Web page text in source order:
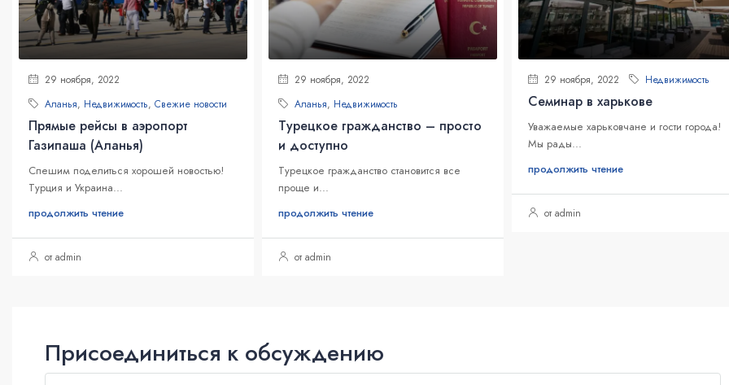
29 ноября, 2022
Аланья, Недвижимость, Свежие новости
Прямые рейсы в аэропорт
Газипаша (Аланья)
Спешим поделиться хорошей новостью!
Турция и Украина...
продолжить чтение
от admin
29 ноября, 2022
Аланья, Недвижимость
Турецкое гражданство – просто
и доступно
Турецкое гражданство становится все
проще и...
продолжить чтение
от admin
29 ноября, 2022 Недвижимость
Семинар в харькове
Уважаемые харьковчане и гости города!
Мы рады...
продолжить чтение
от admin
Присоединиться к обсуждению